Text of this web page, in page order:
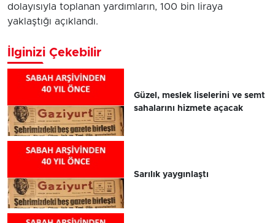
dolayısıyla toplanan yardımların, 100 bin liraya
yaklaştığı açıklandı.
İlginizi Çekebilir
Güzel, meslek liselerini ve semt
sahalarını hizmete açacak
Sarılık yaygınlaştı